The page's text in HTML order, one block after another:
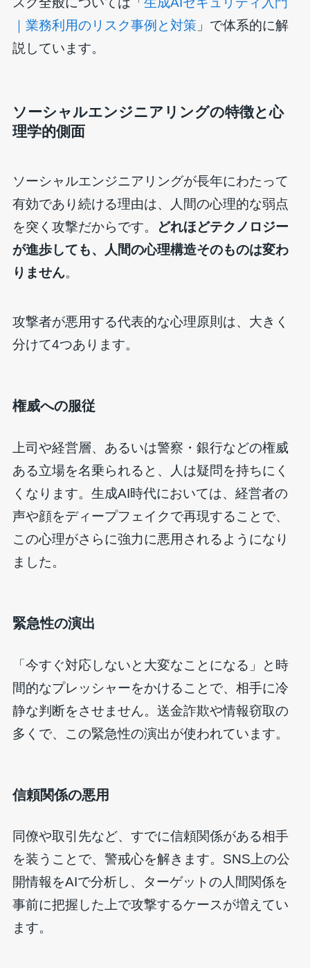
｜業務利用のリスク事例と対策」で体系的に解
説しています。
ソーシャルエンジニアリングの特徴と心
理学的側面
ソーシャルエンジニアリングが長年にわたって
有効であり続ける理由は、人間の心理的な弱点
を突く攻撃だからです。
どれほどテクノロジー
が進歩しても、人間の心理構造そのものは変わ
りません。
攻撃者が悪用する代表的な心理原則は、大きく
分けて4つあります。
権威への服従
上司や経営層、あるいは警察・銀行などの権威
ある立場を名乗られると、人は疑問を持ちにく
くなります。生成AI時代においては、経営者の
声や顔をディープフェイクで再現することで、
この心理がさらに強力に悪用されるようになり
ました。
緊急性の演出
「今すぐ対応しないと大変なことになる」と時
間的なプレッシャーをかけることで、相手に冷
静な判断をさせません。送金詐欺や情報窃取の
多くで、この緊急性の演出が使われています。
信頼関係の悪用
同僚や取引先など、すでに信頼関係がある相手
を装うことで、警戒心を解きます。SNS上の公
開情報をAIで分析し、ターゲットの人間関係を
事前に把握した上で攻撃するケースが増えてい
ます。